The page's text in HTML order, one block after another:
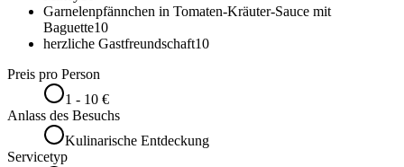
Garnelenpfännchen in Tomaten-Kräuter-Sauce mit
Baguette10
herzliche Gastfreundschaft10
Preis pro Person
1 - 10 €
Anlass des Besuchs
Kulinarische Entdeckung
Servicetyp